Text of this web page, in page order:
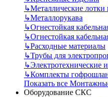
↳Металлические лотки
↳Металлорукава
↳Огнестойкая
↳Огнестойкая
↳Расходные материалы
↳Трубы для
↳Электротехнические
↳Комплекты
Показать все
Оборудование СКС